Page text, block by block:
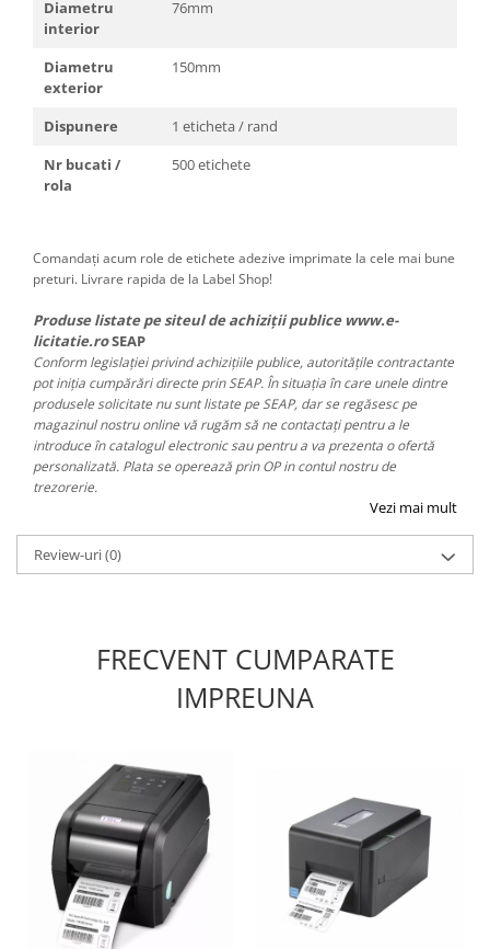
Diametru
interior
76mm
Diametru
exterior
150mm
Dispunere
1 eticheta / rand
Nr bucati /
rola
500 etichete
Comandați acum role de etichete adezive imprimate la cele mai bune
preturi. Livrare rapida de la Label Shop!
Produse listate pe siteul de achiziții publice www.e-
licitatie.roSEAP
Conform legislației privind achizițiile publice, autoritățile contractante
pot iniția cumpărări directe prin SEAP. În situația în care unele dintre
produsele solicitate nu sunt listate pe SEAP, dar se regăsesc pe
magazinul nostru online vă rugăm să ne contactați pentru a le
introduce în catalogul electronic sau pentru a va prezenta o ofertă
personalizată. Plata se operează prin OP in contul nostru de
trezorerie.
Vezi mai mult
Review-uri(0)
FRECVENT CUMPARATE
IMPREUNA